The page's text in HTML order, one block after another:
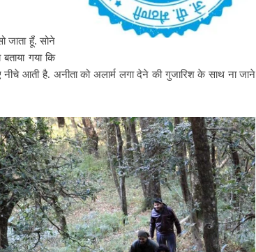
जाता हूँ. सोने
गया कि
आती है. अनीता को अलार्म लगा देने की गुजारिश के साथ ना जाने